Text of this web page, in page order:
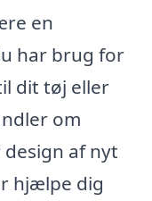
en
har brug for
dit tøj eller
om
af nyt
hjælpe dig